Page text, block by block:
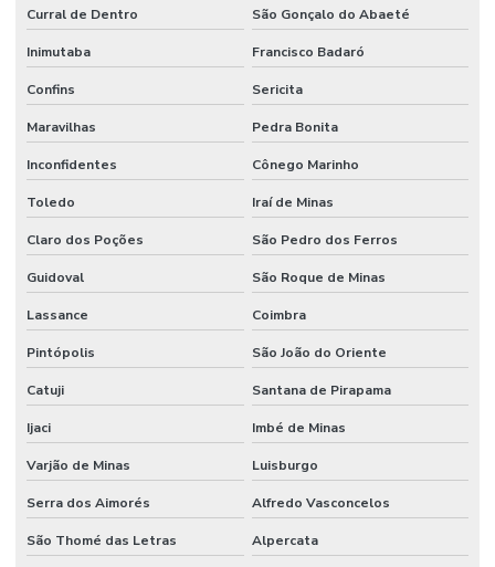
Curral de Dentro São Gonçalo do Abaeté
Inimutaba Francisco Badaró
Confins Sericita
Maravilhas Pedra Bonita
Inconfidentes Cônego Marinho
Toledo Iraí de Minas
Claro dos Poções São Pedro dos Ferros
Guidoval São Roque de Minas
Lassance Coimbra
Pintópolis São João do Oriente
Catuji Santana de Pirapama
Ijaci Imbé de Minas
Varjão de Minas Luisburgo
Serra dos Aimorés Alfredo Vasconcelos
São Thomé das Letras Alpercata